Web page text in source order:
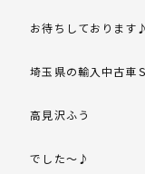
お待ちしております♪
埼玉県の輸入中古車
高見沢ふう
でした～♪